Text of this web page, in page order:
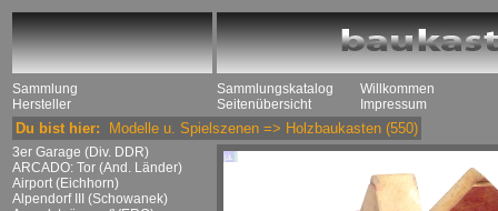
Sammlung
Hersteller
Sammlungskatalog
Seitenübersicht
Willkommen
Impressum
Du bist hier: Modelle u. Spielszenen => Holzbaukasten (550)
3er Garage (Div. DDR)
ARCADO: Tor (And. Länder)
Airport (Eichhorn)
Alpendorf III (Schowanek)